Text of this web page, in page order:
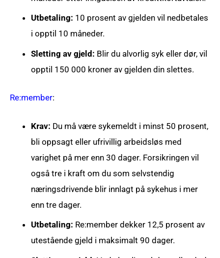
Utbetaling: 10 prosent av gjelden vil nedbetales
i opptil 10 måneder.
Sletting av gjeld: Blir du alvorlig syk eller dør, vil
opptil 150 000 kroner av gjelden din slettes.
Re:member:
Krav: Du må være sykemeldt i minst 50 prosent,
bli oppsagt eller ufrivillig arbeidsløs med
varighet på mer enn 30 dager. Forsikringen vil
også tre i kraft om du som selvstendig
næringsdrivende blir innlagt på sykehus i mer
enn tre dager.
Utbetaling: Re:member dekker 12,5 prosent av
utestående gjeld i maksimalt 90 dager.